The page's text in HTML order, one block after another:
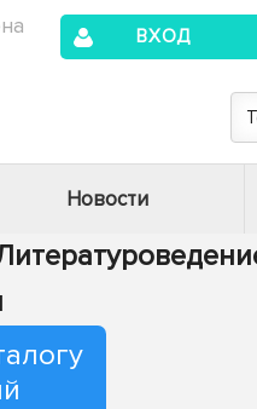
ВХОД
Новости